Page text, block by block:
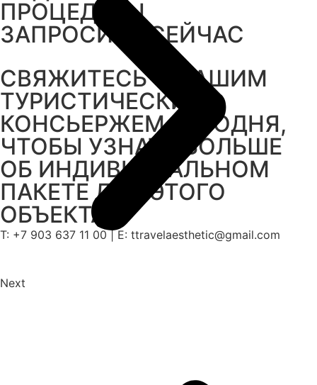
Next
ПРОЦЕДУРЫ
ЗАПРОСИТЬ СЕЙЧАС
СВЯЖИТЕСЬ С НАШИМ
ТУРИСТИЧЕСКИМ
КОНСЬЕРЖЕМ СЕГОДНЯ,
ЧТОБЫ УЗНАТЬ БОЛЬШЕ
ОБ ИНДИВИДУАЛЬНОМ
ПАКЕТЕ ДЛЯ ЭТОГО
ОБЪЕКТА
T: +7 903 637 11 00 | Е: ttravelaesthetic@gmail.com